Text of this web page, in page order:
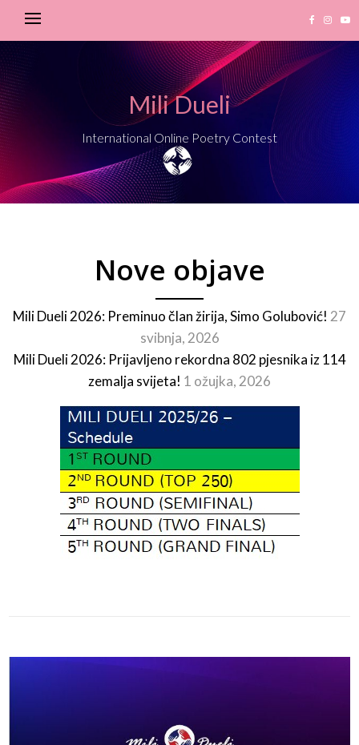
Mili Dueli
International Online Poetry Contest
Nove objave
Mili Dueli 2026: Preminuo član žirija, Simo Golubović! 27
svibnja, 2026
Mili Dueli 2026: Prijavljeno rekordna 802 pjesnika iz 114
zemalja svijeta! 1 ožujka, 2026